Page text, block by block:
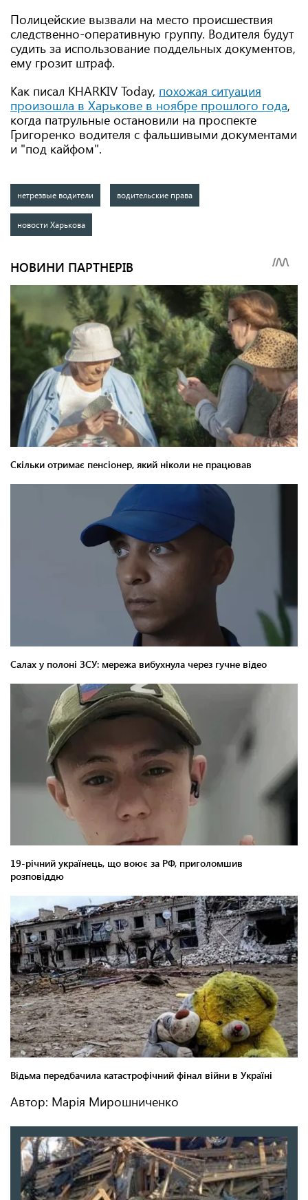
Полицейские вызвали на место происшествия
следственно-оперативную группу. Водителя будут
судить за использование поддельных документов,
ему грозит штраф.
Как писал KHARKIV Today, похожая ситуация
произошла в Харькове в ноябре прошлого года,
когда патрульные остановили на проспекте
Григоренко водителя с фальшивыми документами
и "под кайфом".
нетрезвые водители водительские права
новости Харькова
Автор: Марія Мирошниченко